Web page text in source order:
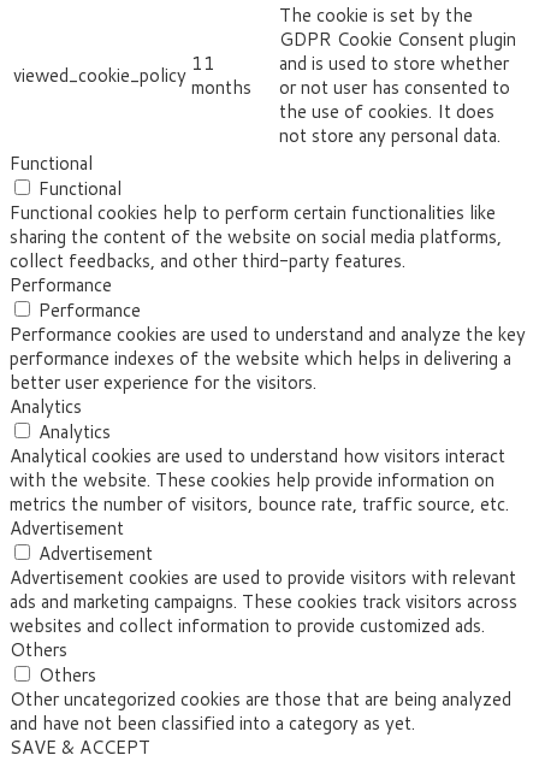
viewed_cookie_policy 11
months
The cookie is set by the
GDPR Cookie Consent plugin
and is used to store whether
or not user has consented to
the use of cookies. It does
not store any personal data.
Functional
Functional
Functional cookies help to perform certain functionalities like
sharing the content of the website on social media platforms,
collect feedbacks, and other third-party features.
Performance
Performance
Performance cookies are used to understand and analyze the key
performance indexes of the website which helps in delivering a
better user experience for the visitors.
Analytics
Analytics
Analytical cookies are used to understand how visitors interact
with the website. These cookies help provide information on
metrics the number of visitors, bounce rate, traffic source, etc.
Advertisement
Advertisement
Advertisement cookies are used to provide visitors with relevant
ads and marketing campaigns. These cookies track visitors across
websites and collect information to provide customized ads.
Others
Others
Other uncategorized cookies are those that are being analyzed
and have not been classified into a category as yet.
SAVE & ACCEPT